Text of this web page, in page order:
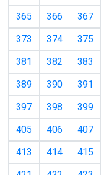
365
366 367
373
374 375
381
382 383
389
390 391
397
398 399
405
406 407
413
414 415